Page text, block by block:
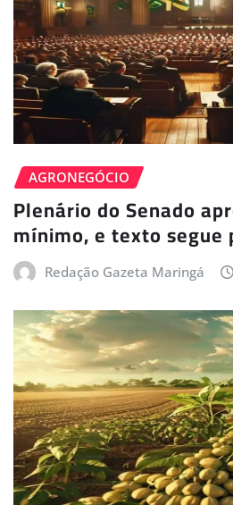
AGRONEGÓCIO
Plenário do Senado
mínimo, e texto segue
Redação Gazeta Maringá